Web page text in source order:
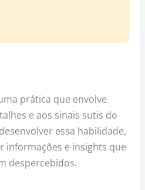
prática que envolve
e aos sinais sutis do
essa habilidade,
informações e insights que
despercebidos.